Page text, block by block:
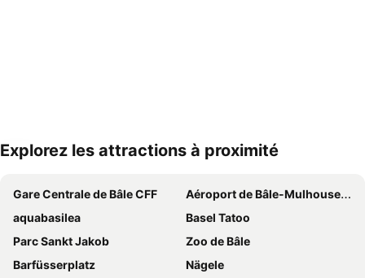
Explorez les attractions à proximité
Gare Centrale de Bâle CFF
Aéroport de Bâle-Mulhouse-Fribourg
aquabasilea
Basel Tatoo
Parc Sankt Jakob
Zoo de Bâle
Barfüsserplatz
Nägele